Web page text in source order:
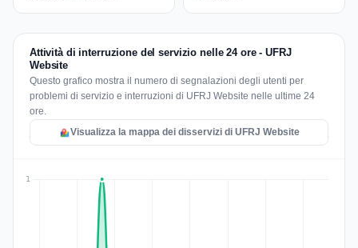
Attività di interruzione del servizio nelle 24 ore - UFRJ
Website
Questo grafico mostra il numero di segnalazioni degli utenti per
problemi di servizio e interruzioni di UFRJ Website nelle ultime 24
ore.
Visualizza la mappa dei disservizi di UFRJ Website